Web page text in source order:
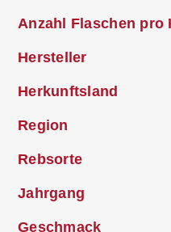
Anzahl Flaschen pro
Hersteller
Herkunftsland
Region
Rebsorte
Jahrgang
Geschmack